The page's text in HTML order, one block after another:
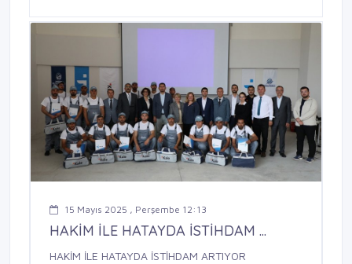
15 Mayıs 2025 , Perşembe 12:13
HAKİM İLE HATAYDA İSTİHDAM ...
HAKİM İLE HATAYDA İSTİHDAM ARTIYOR